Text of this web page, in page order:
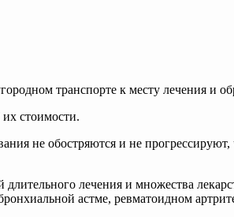
транспорте к месту лечения и
стоимости.
не обостряются и не
лечения и множества
астме, ревматоидном